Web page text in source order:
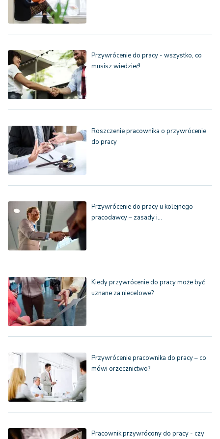
Przywrócenie do pracy - wszystko, co
musisz wiedzieć!
Roszczenie pracownika o przywrócenie
do pracy
Przywrócenie do pracy u kolejnego
pracodawcy – zasady i…
Kiedy przywrócenie do pracy może być
uznane za niecelowe?
Przywrócenie pracownika do pracy – co
mówi orzecznictwo?
Pracownik przywrócony do pracy - czy